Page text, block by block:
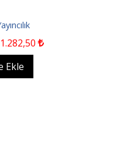
1.282,50
Ekle